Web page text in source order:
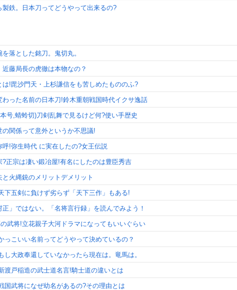
製鉄。日本刀ってどうやって出来るの?
を落とした銘刀。鬼切丸。
近藤局長の虎徹は本物なの？
!毘沙門天・上杉謙信をも苦しめたもののふ?
った名前の日本刀!鈴木重朝戦国時代イクサ逸話
号,蜻蛉切)刀剣乱舞で見るけど何?使い手歴史
関係って意外というか不思議!
!弥生時代 に実在したの?女王伝説
正宗は凄い鍛冶屋!有名にしたのは豊臣秀吉
火縄銃のメリットデメリット
下五剣に負けず劣らず「天下三作」もある!
」ではない。「名将言行録」を読んでみよう！
武将!立花親子大河ドラマになってもいいぐらい
っこいい名前ってどうやって決めているの？
し大政奉還していなかったら現在は。竜馬は。
渡戸稲造の武士道名言!騎士道の違いとは
国武将になぜ幼名があるの?その理由とは